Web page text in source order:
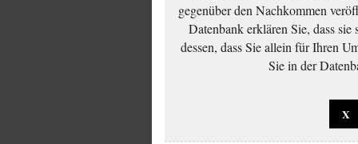
gegenüber den Nachkommen
Datenbank erklären Sie, dass sie
dessen, dass Sie allein für Ihren
Sie in der
X